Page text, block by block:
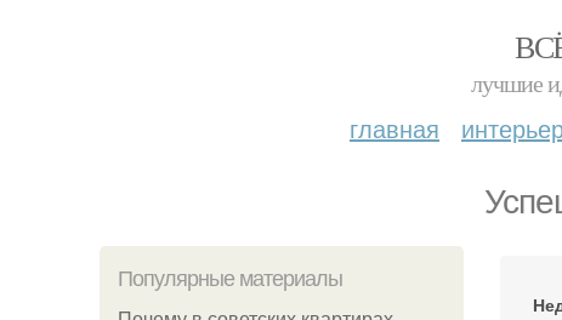
лучшие
главная
Популярные материалы